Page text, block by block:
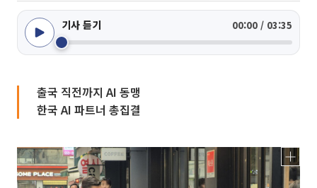
기사 듣기 00:00 / 03:35
출국 직전까지 AI 동맹
한국 AI 파트너 총집결